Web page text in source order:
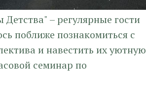
– регулярные гости
поближе познакомиться с
и навестить их уютную
семинар по